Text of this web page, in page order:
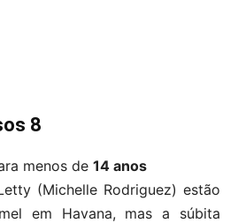
8
menos de 14 anos
(Michelle Rodriguez) estão
em Havana, mas a súbita